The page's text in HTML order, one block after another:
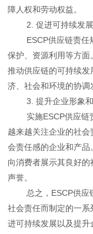
障人权和劳动权益。
2. 促进可持续发展
ESCP供应链责任规
保护、资源利用等方
推动供应链的可持续
济、社会和环境的协调
3. 提升企业形象和
实施ESCP供应链责
越来越关注企业的社
会责任感的企业和产品
向消费者展示其良好
声誉。
总之，ESCP供应链
社会责任而制定的一
进可持续发展以及提